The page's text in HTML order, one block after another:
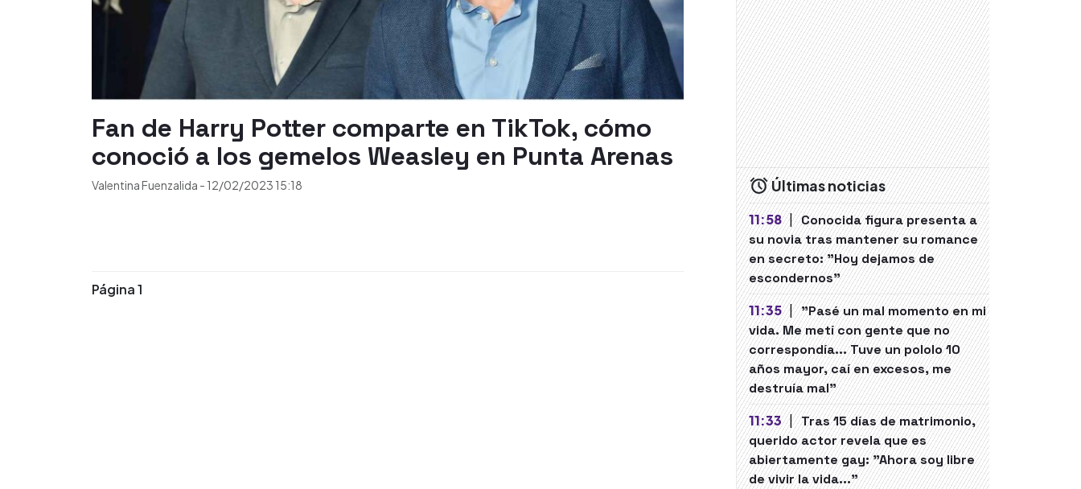
Fan de Harry Potter comparte en TikTok, cómo
conoció a los gemelos Weasley en Punta Arenas
Valentina Fuenzalida - 12/02/2023 15:18
Página 1
Últimas noticias
11:58 | Conocida figura presenta a
su novia tras mantener su romance
en secreto: "Hoy dejamos de
escondernos"
11:35 | "Pasé un mal momento en mi
vida. Me metí con gente que no
correspondía... Tuve un pololo 10
años mayor, caí en excesos, me
destruía mal"
11:33 | Tras 15 días de matrimonio,
querido actor revela que es
abiertamente gay: "Ahora soy libre
de vivir la vida..."